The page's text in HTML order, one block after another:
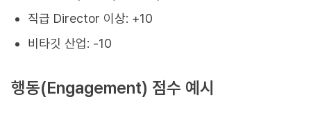
직급 Director 이상: +10
비타깃 산업: -10
행동(Engagement) 점수 예시